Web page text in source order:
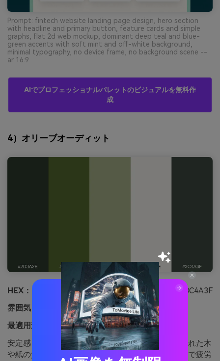
Prompt: fintech website landing page design, hero section
with headline and primary button, feature cards and simple
graphs, flat 2d web mockup, dominant deep teal and blue-
green accents with soft mint and off-white background,
minimal typography, no device frame, no background scene --
ar 16:9
AIでプロフェッショナルパレットのビジュアルを無料作
成
4）オリーブオーディット
HEX： #2D3A2E #556B2F #A7B38B #F5F4EE #3C4A3F
雰囲気：
安定、自然、信頼性
最適用途：
年次報告書レイアウト
安定感と自然な雰囲気のオリーブグリーンは、磨かれた木
や紙の質感、静かな自信を感じさせます。長文資料で疲労